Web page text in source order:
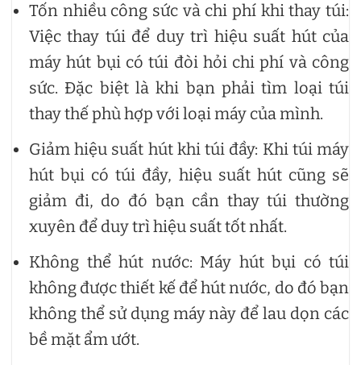
Tốn nhiều công sức và chi phí khi thay túi:
Việc thay túi để duy trì hiệu suất hút của
máy hút bụi có túi đòi hỏi chi phí và công
sức. Đặc biệt là khi bạn phải tìm loại túi
thay thế phù hợp với loại máy của mình.
Giảm hiệu suất hút khi túi đầy: Khi túi máy
hút bụi có túi đầy, hiệu suất hút cũng sẽ
giảm đi, do đó bạn cần thay túi thường
xuyên để duy trì hiệu suất tốt nhất.
Không thể hút nước: Máy hút bụi có túi
không được thiết kế để hút nước, do đó bạn
không thể sử dụng máy này để lau dọn các
bề mặt ẩm ướt.